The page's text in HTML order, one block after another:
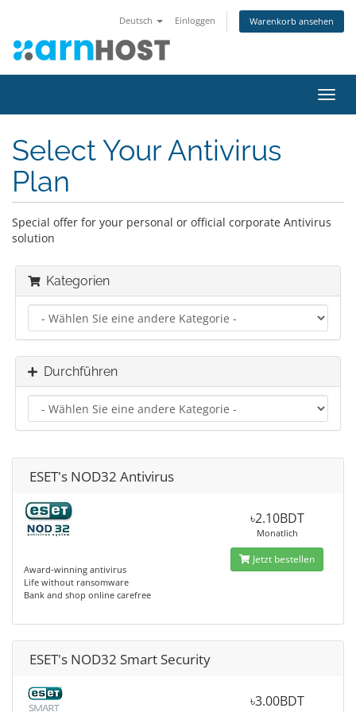
Deutsch Einloggen Warenkorb ansehen
ein-/
Select Your Antivirus
Plan
Special offer for your personal or official corporate Antivirus
solution
Kategorien
Durchführen
ESET's NOD32 Antivirus
Award-winning antivirus
Life without ransomware
Bank and shop online carefree
৳2.10BDT
Monatlich
Jetzt bestellen
ESET's NOD32 Smart Security
৳3.00BDT